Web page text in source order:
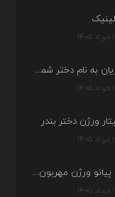
دانلود آهنگ میثاق راد و مهدی یاریان به نام دختر شمرون
ورژن دختر بندر
دانلود آهنگ میثم ابراهیمی به نام پیانو ورژن مهربون من